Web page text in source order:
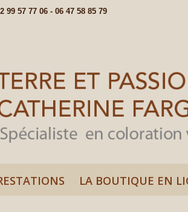
99 57 77 06 - 06 47 58 85 79
LA BOUTIQUE EN